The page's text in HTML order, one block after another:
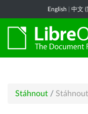
English 中文 (
Stáhnout /